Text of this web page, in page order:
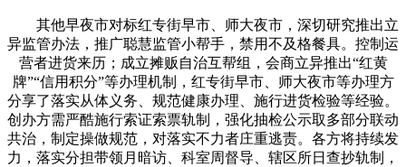
其他早夜市对标红专街早市、师大夜市，深切研究推出立
异监管办法，推广聪慧监管小帮手，禁用不及格餐具。控制运
营者进货来历；成立摊贩自治互帮组，会商立异推出“红黄
牌”“信用积分”等办理机制，红专街早市、师大夜市等办理方
分享了落实从体义务、规范健康办理、施行进货检验等经验。
创办方需严酷施行索证索票轨制，强化抽检公示取多部分联动
共治，制定操做规范，对落实不力者庄重逃责。各方将持续发
力，落实分担带领月暗访、科室周督导、辖区所日查抄轨制，